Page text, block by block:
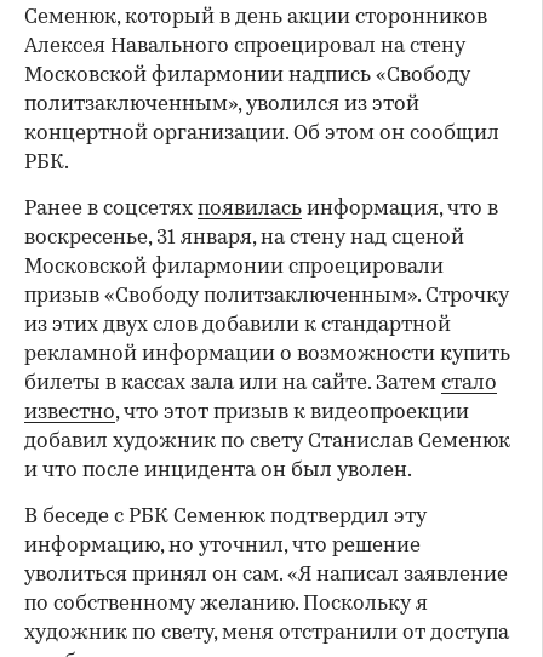
Семенюк, который в день акции сторонников
Алексея Навального спроецировал на стену
Московской филармонии надпись «Свободу
политзаключенным», уволился из этой
концертной организации. Об этом он сообщил
РБК.
Ранее в соцсетях появилась информация, что в
воскресенье, 31 января, на стену над сценой
Московской филармонии спроецировали
призыв «Свободу политзаключенным». Строчку
из этих двух слов добавили к стандартной
рекламной информации о возможности купить
билеты в кассах зала или на сайте. Затем стало
известно, что этот призыв к видеопроекции
добавил художник по свету Станислав Семенюк
и что после инцидента он был уволен.
В беседе с РБК Семенюк подтвердил эту
информацию, но уточнил, что решение
уволиться принял он сам. «Я написал заявление
по собственному желанию. Поскольку я
художник по свету, меня отстранили от доступа